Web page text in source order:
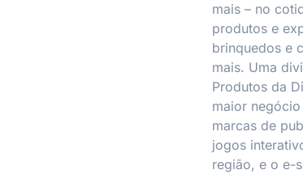
mais – no
produtos e
brinquedos e
mais. Uma
Produtos da
maior
marcas de
jogos
região, e o e-